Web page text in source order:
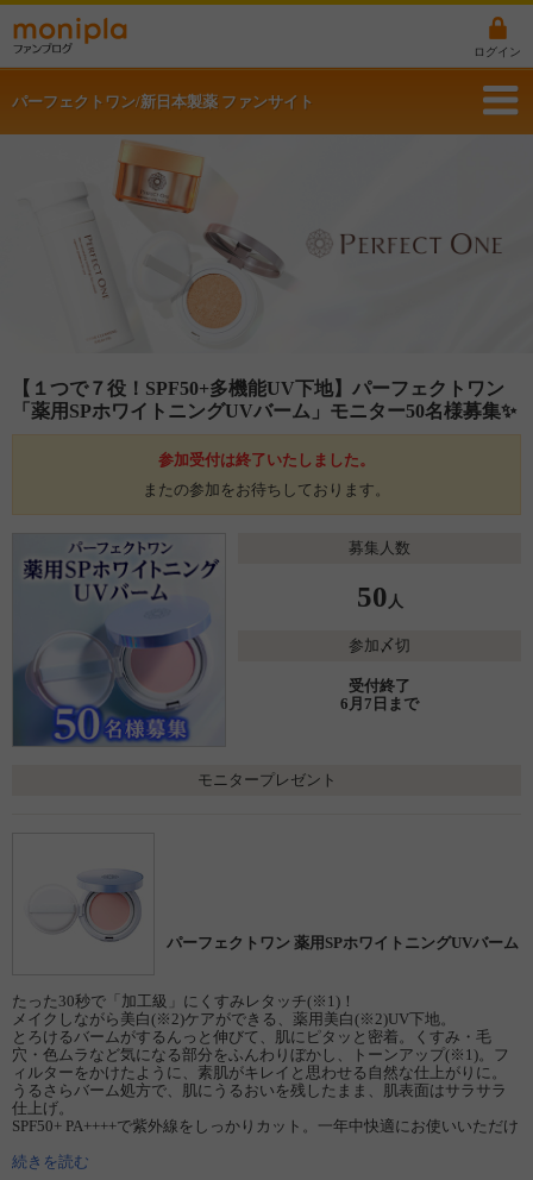
ログイン
パーフェクトワン/新日本製薬 ファンサイト
【１つで７役！SPF50+多機能UV下地】パーフェクトワン
「薬用SPホワイトニングUVバーム」モニター50名様募集✨
参加受付は終了いたしました。
またの参加をお待ちしております。
募集人数
50 人
参加〆切
受付終了
6月7日まで
モニタープレゼント
パーフェクトワン 薬用SPホワイトニングUVバーム
たった30秒で「加工級」にくすみレタッチ(※1)！
メイクしながら美白(※2)ケアができる、薬用美白(※2)UV下地。
とろけるバームがするんっと伸びて、肌にピタッと密着。くすみ・毛
穴・色ムラなど気になる部分をふんわりぼかし、トーンアップ(※1)。フ
ィルターをかけたように、素肌がキレイと思わせる自然な仕上がりに。
うるさらバーム処方で、肌にうるおいを残したまま、肌表面はサラサラ
仕上げ。
SPF50+ PA++++で紫外線をしっかりカット。一年中快適にお使いいただけ
続きを読む